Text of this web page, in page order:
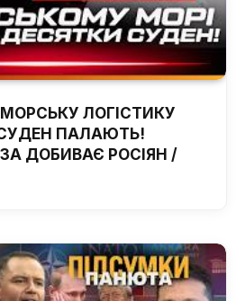
МОРСЬКУ ЛОГІСТИКУ
ПАЛАЮТЬ!
ДОБИВАЄ РОСІЯН /